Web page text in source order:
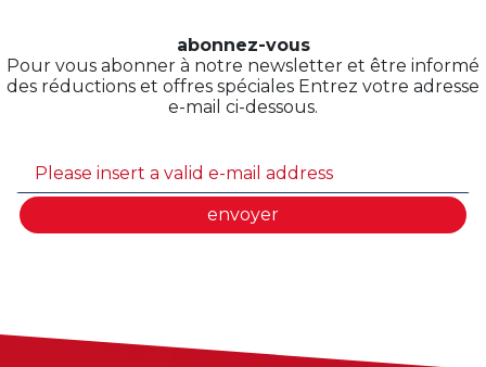
abonnez-vous
Pour vous abonner à notre newsletter et être informé
des réductions et offres spéciales Entrez votre adresse
e-mail ci-dessous.
envoyer